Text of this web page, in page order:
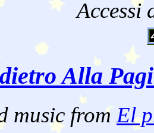
Accessi
Alla
music fromEl